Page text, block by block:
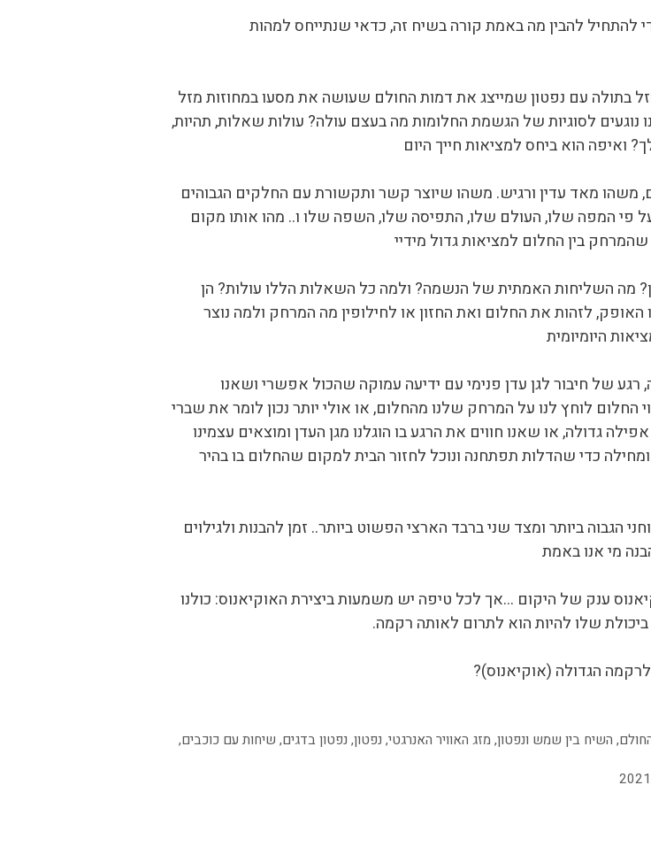
כדי להתחיל להבין מה באמת קורה בשיח זה, כדאי שנתייחס למהות
בתולה עם נפטון שמייצג את דמות החולם שעושה את מסעו במחוזות מזל
לסוגיות של הגשמת החלומות מה בעצם עולה? עולות שאלות, תהיות,
ואיפה הוא ביחס למציאות חייך היום
מאד עדין ורגיש. משהו שיוצר קשר ותקשורת עם החלקים הגבוהים
פי המפה שלו, העולם שלו, התפיסה שלו, השפה שלו ו.. מהו אותו מקום
בין החלום למציאות גדול מידיי
השליחות האמתית של הנשמה? ולמה כל השאלות הללו עולות? הן
לזהות את החלום ואת החזון או לחילופין מה המרחק ולמה נוצר
היומיומית
של חיבור לגן עדן פנימי עם ידיעה עמוקה שהכול אפשרי ושאנו
החלום לוחץ לנו על המרחק שלנו מהחלום, או אולי יותר נכון לומר את שברי
גדולה, או שאנו חווים את הרגע בו הוגלנו מגן העדן ומוצאים עצמינו
כדי שהדלות תפתחנה ונוכל לחזור הבית למקום שהחלום בו בהיר
הגבוה ביותר ומצד שני ברבד הארצי הפשוט ביותר.. זמן להבנות ולגילוים
מי אנו באמת
ענק של היקום …אך לכל טיפה יש משמעות ביצירת האוקיאנוס: כולנו
שלו להיות הוא לתרום לאותה רקמה.
הגדולה (אוקיאנוס)?
, השיח בין שמש ונפטון, מזג האוויר האנרגטי, נפטון, נפטון בדגים, שיחות עם כוכבים,